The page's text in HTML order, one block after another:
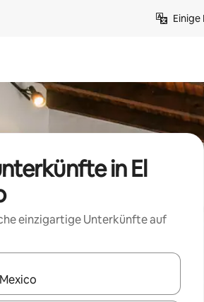
in El
einzigartige Unterkünfte auf
verfügbar sind, navigiere mit den